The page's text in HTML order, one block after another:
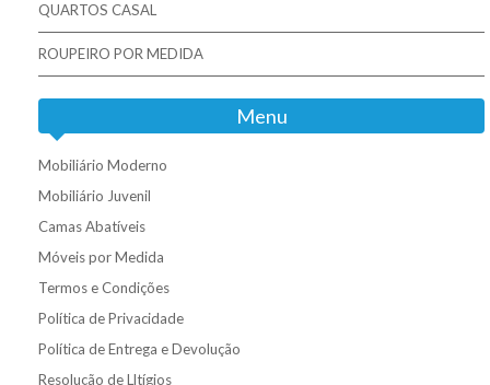
QUARTOS CASAL
ROUPEIRO POR MEDIDA
Menu
Mobiliário Moderno
Mobiliário Juvenil
Camas Abatíveis
Móveis por Medida
Termos e Condições
Política de Privacidade
Política de Entrega e Devolução
Resolução de Lltígios